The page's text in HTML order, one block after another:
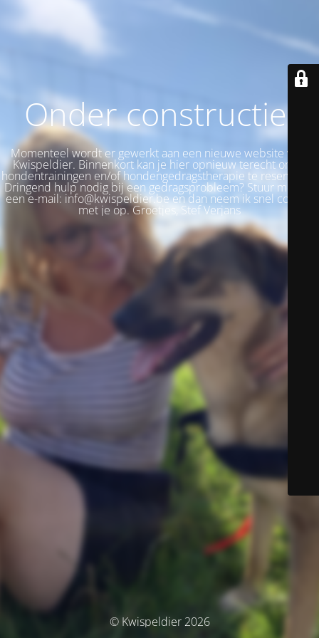
Onder constructie!
Momenteel wordt er gewerkt aan een nieuwe website voor
Kwispeldier. Binnenkort kan je hier opnieuw terecht om je
hondentrainingen en/of hondengedragstherapie te reserveren.
Dringend hulp nodig bij een gedragsprobleem? Stuur me dan
een e-mail: info@kwispeldier.be en dan neem ik snel contact
met je op. Groetjes, Stef Verjans
© Kwispeldier 2026